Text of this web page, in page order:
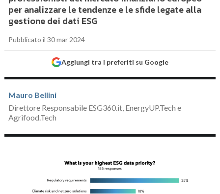
per analizzare le tendenze e le sfide legate alla
gestione dei dati ESG
Pubblicato il 30 mar 2024
Aggiungi tra i preferiti su Google
Mauro Bellini
Direttore Responsabile ESG360.it, EnergyUP.Tech e
Agrifood.Tech